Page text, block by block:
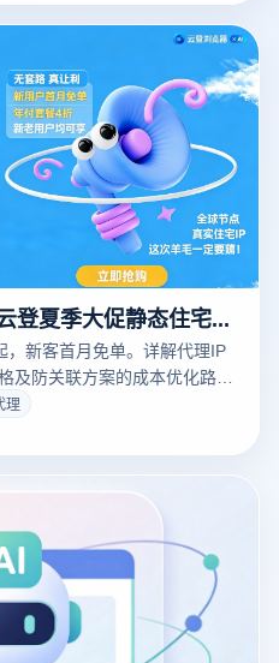
代理IP多少钱一个月？云登夏季大促静态住宅代理4折起，新客首月免单
新客首月免单。详解代理IP
及防关联方案的成本优化路
理